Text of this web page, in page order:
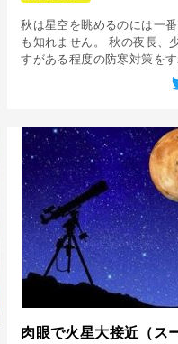
秋は星空を眺めるのには一
も知れません。 秋の夜長、
すがある程度の防寒対策を
どの虫刺されに悩まされる
逆に心地よい秋虫の音色を
[…]
肉眼で火星大接近（ス